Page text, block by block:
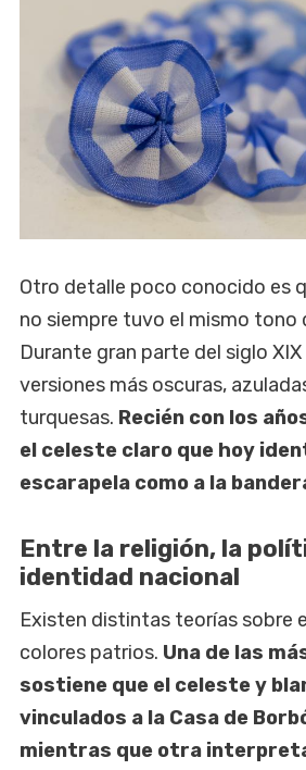
Otro detalle poco conocido es
no siempre tuvo el mismo tono
Durante gran parte del siglo
versiones más oscuras,
turquesas. Recién con los
el celeste claro que hoy
escarapela como a la
Entre la religión, la
identidad nacional
Existen distintas teorías sobre
colores patrios. Una de las
sostiene que el celeste y
vinculados a la Casa de
mientras que otra